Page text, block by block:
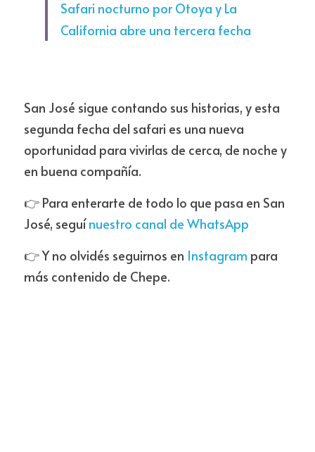
Safari nocturno por Otoya y La
California abre una tercera fecha
San José sigue contando sus historias, y esta
segunda fecha del safari es una nueva
oportunidad para vivirlas de cerca, de noche y
en buena compañía.
👉 Para enterarte de todo lo que pasa en San
José, seguí nuestro canal de WhatsApp
👉 Y no olvidés seguirnos en Instagram para
más contenido de Chepe.